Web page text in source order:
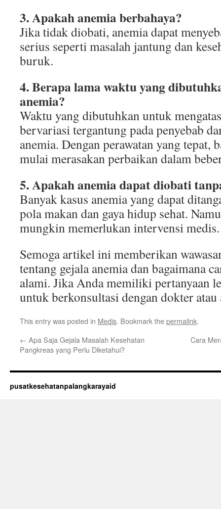
3. Apakah anemia berbahaya?
Jika tidak diobati, anemia dapat
serius seperti masalah jantung dan
buruk.
4. Berapa lama waktu yang
anemia?
Waktu yang dibutuhkan untuk
bervariasi tergantung pada penyebab
anemia. Dengan perawatan yang tepat,
mulai merasakan perbaikan dalam
5. Apakah anemia dapat diobati
Banyak kasus anemia yang dapat
pola makan dan gaya hidup sehat.
mungkin memerlukan intervensi medis.
Semoga artikel ini memberikan
tentang gejala anemia dan bagaimana
alami. Jika Anda memiliki pertanyaan
untuk berkonsultasi dengan dokter
This entry was posted in Medis. Bookmark thepermalink.
← Apa Saja Gejala Masalah Kesehatan
Pangkreas yang Perlu Diketahui?
Cara
pusatkesehatanpalangkarayaid